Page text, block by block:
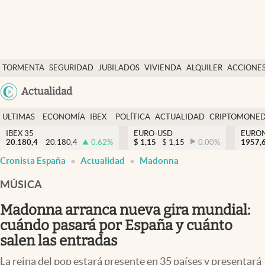
TORMENTA SEGURIDAD JUBILADOS VIVIENDA ALQUILER
USA
Actualidad
Economía y finanzas
Política
Actualidad
Criptomonedas
España
ULTIMAS
NOTICIAS
ECONOMÍA
FINANZAS
IBEX
EURO
POLÍTICA ACTUALIDAD
IBEX 35
20.180,4
20.180,4 0.62%
EURO-USD
$ 1,15 $ 1,15 0.00%
Cronista España Actualidad Madonna
MÚSICA
Madonna arranca nueva gira mundial:
cuándo pasará por España y cuánto
salen las entradas
La reina del pop estará presente en 35 países y presentará